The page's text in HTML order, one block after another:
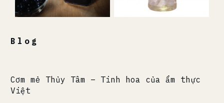
Blog
Cơm mẻ Thủy Tâm – Tinh hoa của ẩm thực
Việt